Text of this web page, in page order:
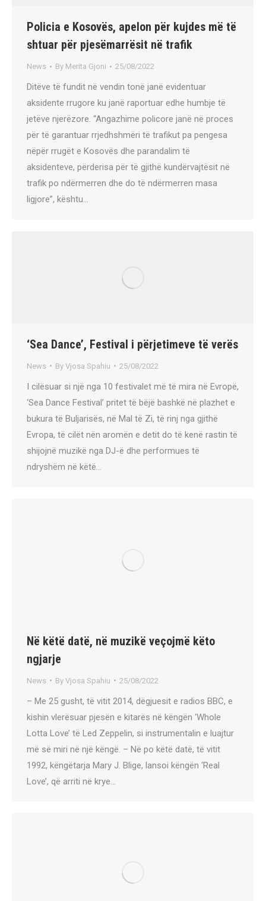
Policia e Kosovës, apelon për kujdes më të
shtuar për pjesëmarrësit në trafik
News By Merita Gjoni 25/08/2022
Ditëve të fundit në vendin tonë janë evidentuar
aksidente rrugore ku janë raportuar edhe humbje të
jetëve njerëzore. “Angazhime policore janë në proces
për të garantuar rrjedhshmëri të trafikut pa pengesa
nëpër rrugët e Kosovës dhe parandalim të
aksidenteve, përderisa për të gjithë kundërvajtësit në
trafik po ndërmerren dhe do të ndërmerren masa
ligjore”, kështu…
‘Sea Dance’, Festival i përjetimeve të verës
News By Vjosa Spahiu 25/08/2022
I cilësuar si një nga 10 festivalet më të mira në Evropë,
‘Sea Dance Festival’ pritet të bëjë bashkë në plazhet e
bukura të Buljarisës, në Mal të Zi, të rinj nga gjithë
Evropa, të cilët nën aromën e detit do të kenë rastin të
shijojnë muzikë nga DJ-ë dhe performues të
ndryshëm në këtë…
Në këtë datë, në muzikë veçojmë këto
ngjarje
News By Vjosa Spahiu 25/08/2022
– Me 25 gusht, të vitit 2014, dëgjuesit e radios BBC, e
kishin vlerësuar pjesën e kitarës në këngën ‘Whole
Lotta Love’ të Led Zeppelin, si instrumentalin e luajtur
më së miri në një këngë. – Në po këtë datë, të vitit
1992, këngëtarja Mary J. Blige, lansoi këngën ‘Real
Love’, që arriti në krye…